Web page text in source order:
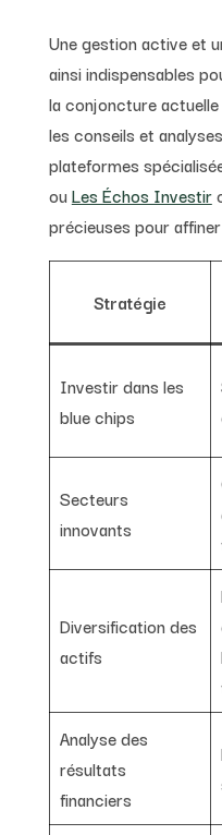
Une gestion active et
ainsi indispensables
la conjoncture
les conseils et
plateformes
ou Les Échos Investir
précieuses pour
Stratégie
Investir dans les
blue chips
Secteurs
innovants
Diversification des
actifs
Analyse des
résultats
financiers